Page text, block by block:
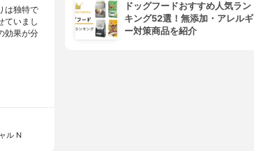
は独特で
ていまし
効果が分
ル N
ドッグフードおすすめ人気ラン
キング52選！無添加・アレルギ
ー対策商品を紹介